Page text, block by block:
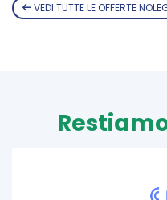
VEDI TUTTE LE OFFERTE